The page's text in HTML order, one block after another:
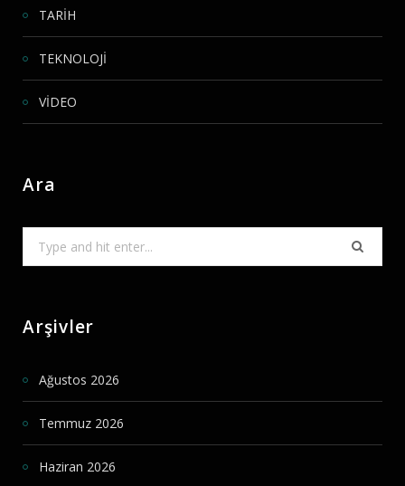
TARİH
TEKNOLOJİ
VİDEO
Ara
Arşivler
Ağustos 2026
Temmuz 2026
Haziran 2026